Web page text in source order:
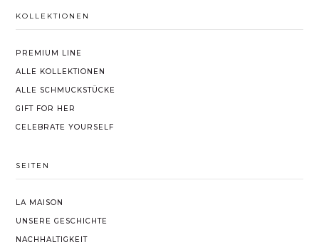
KOLLEKTIONEN
PREMIUM LINE
ALLE KOLLEKTIONEN
ALLE SCHMUCKSTÜCKE
GIFT FOR HER
CELEBRATE YOURSELF
SEITEN
LA MAISON
UNSERE GESCHICHTE
NACHHALTIGKEIT